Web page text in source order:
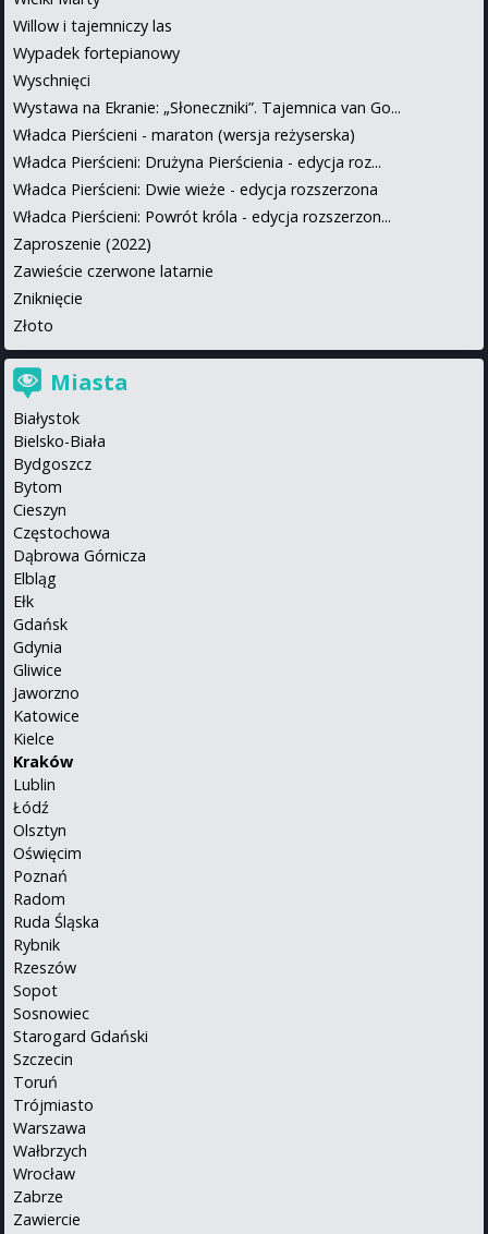
Willow i tajemniczy las
Wypadek fortepianowy
Wyschnięci
Wystawa na Ekranie: „Słoneczniki”. Tajemnica van Go...
Władca Pierścieni - maraton (wersja reżyserska)
Władca Pierścieni: Drużyna Pierścienia - edycja roz...
Władca Pierścieni: Dwie wieże - edycja rozszerzona
Władca Pierścieni: Powrót króla - edycja rozszerzon...
Zaproszenie (2022)
Zawieście czerwone latarnie
Zniknięcie
Złoto
Miasta
Białystok
Bielsko-Biała
Bydgoszcz
Bytom
Cieszyn
Częstochowa
Dąbrowa Górnicza
Elbląg
Ełk
Gdańsk
Gdynia
Gliwice
Jaworzno
Katowice
Kielce
Kraków
Lublin
Łódź
Olsztyn
Oświęcim
Poznań
Radom
Ruda Śląska
Rybnik
Rzeszów
Sopot
Sosnowiec
Starogard Gdański
Szczecin
Toruń
Trójmiasto
Warszawa
Wałbrzych
Wrocław
Zabrze
Zawiercie